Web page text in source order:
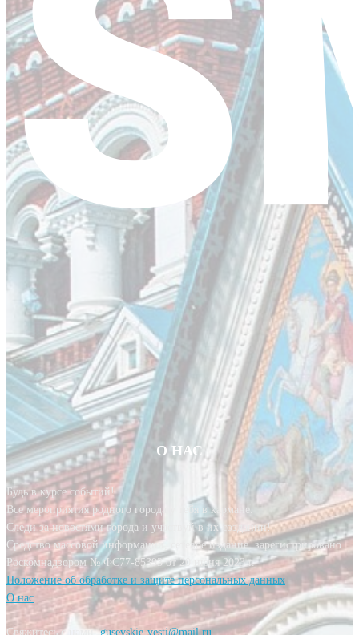
О НАС
Будь в курсе событий!
Все мероприятия родного города у тебя в кармане.
Следи за новостями города и участвуй в их создании!
Средство массовой информации, сетевое издание, зарегистрировано
Роскомнадзором № ФС77-85393 от 20 июня 2023 г.
Положение об обработке и защите персональных данных
О нас
Свяжитесь с нами:gusevskie-vesti@mail.ru